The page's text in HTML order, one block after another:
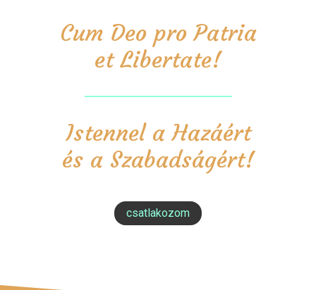
Cum Deo pro Patria
et Libertate!
Istennel a Hazáért
és a Szabadságért!
csatlakozom